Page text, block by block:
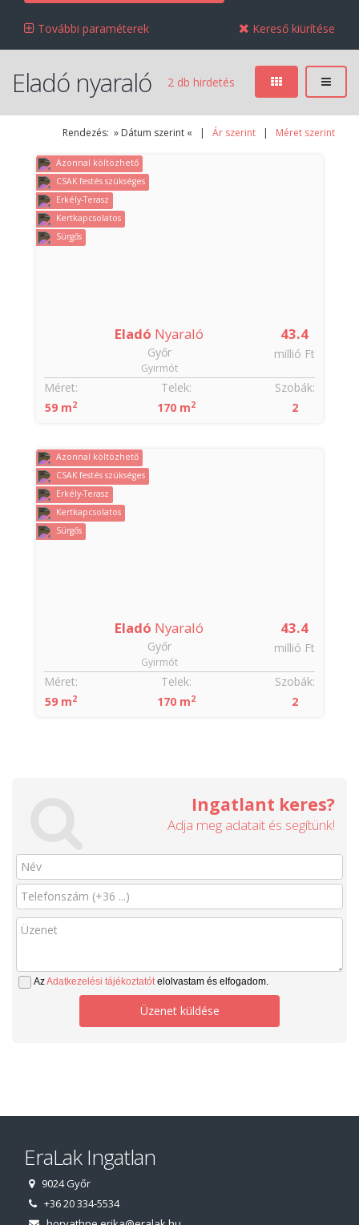
További paraméterek Kereső kiürítése
2 db hirdetés
Eladó nyaraló
Rendezés: » Dátum szerint « | Ár szerint | Méret szerint
Azonnal költözhető
CSAK festés szükséges
Erkély-Terasz
Kertkapcsolatos
Sürgős
43.4
millió Ft
Eladó Nyaraló
Győr
Gyirmót
Szobák:
2
Méret:
59 m2
Telek:
170 m2
Azonnal költözhető
CSAK festés szükséges
Erkély-Terasz
Kertkapcsolatos
Sürgős
43.4
millió Ft
Eladó Nyaraló
Győr
Gyirmót
Szobák:
2
Méret:
59 m2
Telek:
170 m2
Ingatlant keres?
Adja meg adatait és segítünk!
AzAdatkezelési tájékoztatótelolvastam és elfogadom.
Üzenet küldése
EraLak Ingatlan
9024 Győr
+36 20 334-5534